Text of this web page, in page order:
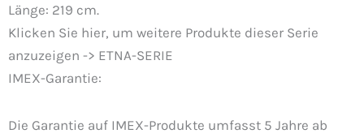
Länge: 219 cm.
Klicken Sie hier, um weitere Produkte dieser Serie
anzuzeigen -> ETNA-SERIE
IMEX-Garantie:
Die Garantie auf IMEX-Produkte umfasst 5 Jahre ab